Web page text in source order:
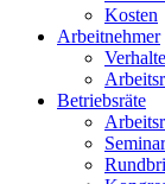
Kosten
Arbeitnehmer
Betriebsräte